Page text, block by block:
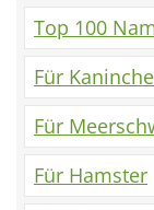
Top 100
Für
Für
Für Hamster